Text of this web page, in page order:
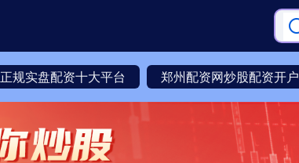
正规实盘配资十大平台 郑州配资网炒股配资开户